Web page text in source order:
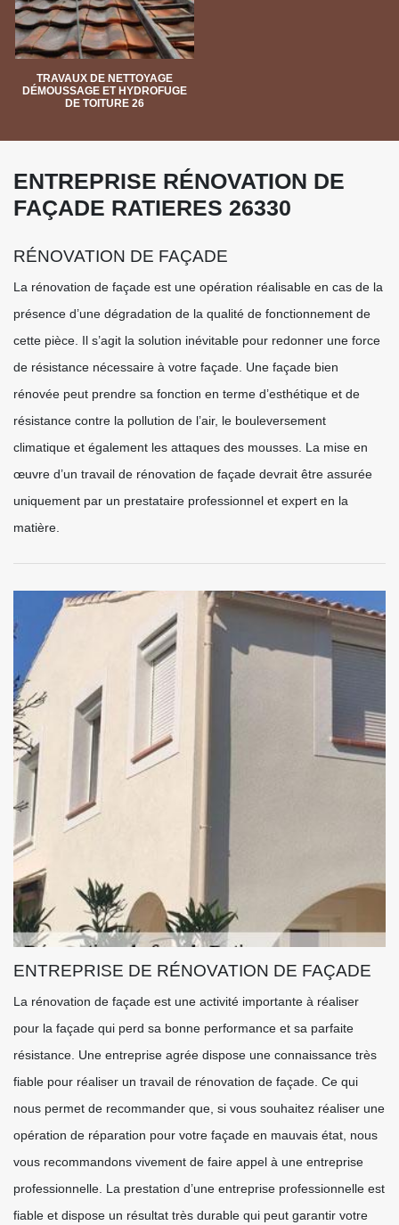
TRAVAUX DE NETTOYAGE
DÉMOUSSAGE ET HYDROFUGE
DE TOITURE 26
ENTREPRISE RÉNOVATION DE
FAÇADE RATIERES 26330
RÉNOVATION DE FAÇADE
La rénovation de façade est une opération réalisable en cas de la
présence d’une dégradation de la qualité de fonctionnement de
cette pièce. Il s’agit la solution inévitable pour redonner une force
de résistance nécessaire à votre façade. Une façade bien
rénovée peut prendre sa fonction en terme d’esthétique et de
résistance contre la pollution de l’air, le bouleversement
climatique et également les attaques des mousses. La mise en
œuvre d’un travail de rénovation de façade devrait être assurée
uniquement par un prestataire professionnel et expert en la
matière.
ENTREPRISE DE RÉNOVATION DE FAÇADE
La rénovation de façade est une activité importante à réaliser
pour la façade qui perd sa bonne performance et sa parfaite
résistance. Une entreprise agrée dispose une connaissance très
fiable pour réaliser un travail de rénovation de façade. Ce qui
nous permet de recommander que, si vous souhaitez réaliser une
opération de réparation pour votre façade en mauvais état, nous
vous recommandons vivement de faire appel à une entreprise
professionnelle. La prestation d’une entreprise professionnelle est
fiable et dispose un résultat très durable qui peut garantir votre